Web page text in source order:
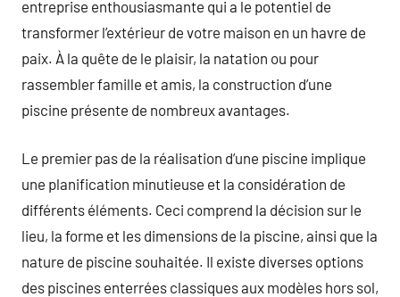
entreprise enthousiasmante qui a le potentiel de
transformer l’extérieur de votre maison en un havre de
paix. À la quête de le plaisir, la natation ou pour
rassembler famille et amis, la construction d’une
piscine présente de nombreux avantages.
Le premier pas de la réalisation d’une piscine implique
une planification minutieuse et la considération de
différents éléments. Ceci comprend la décision sur le
lieu, la forme et les dimensions de la piscine, ainsi que la
nature de piscine souhaitée. Il existe diverses options
des piscines enterrées classiques aux modèles hors sol,